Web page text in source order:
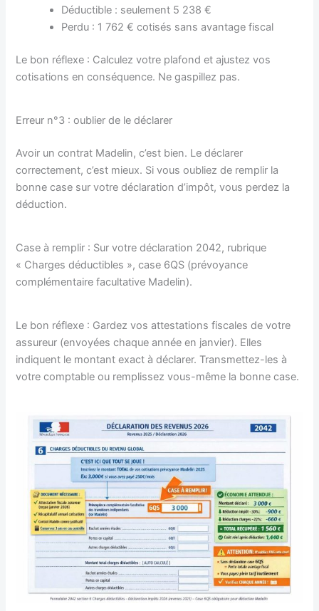
Déductible : seulement 5 238 €
Perdu : 1 762 € cotisés sans avantage fiscal
Le bon réflexe : Calculez votre plafond et ajustez vos
cotisations en conséquence. Ne gaspillez pas.
Erreur n°3 : oublier de le déclarer
Avoir un contrat Madelin, c’est bien. Le déclarer
correctement, c’est mieux. Si vous oubliez de remplir la
bonne case sur votre déclaration d’impôt, vous perdez la
déduction.
Case à remplir : Sur votre déclaration 2042, rubrique
« Charges déductibles », case 6QS (prévoyance
complémentaire facultative Madelin).
Le bon réflexe : Gardez vos attestations fiscales de votre
assureur (envoyées chaque année en janvier). Elles
indiquent le montant exact à déclarer. Transmettez-les à
votre comptable ou remplissez vous-même la bonne case.